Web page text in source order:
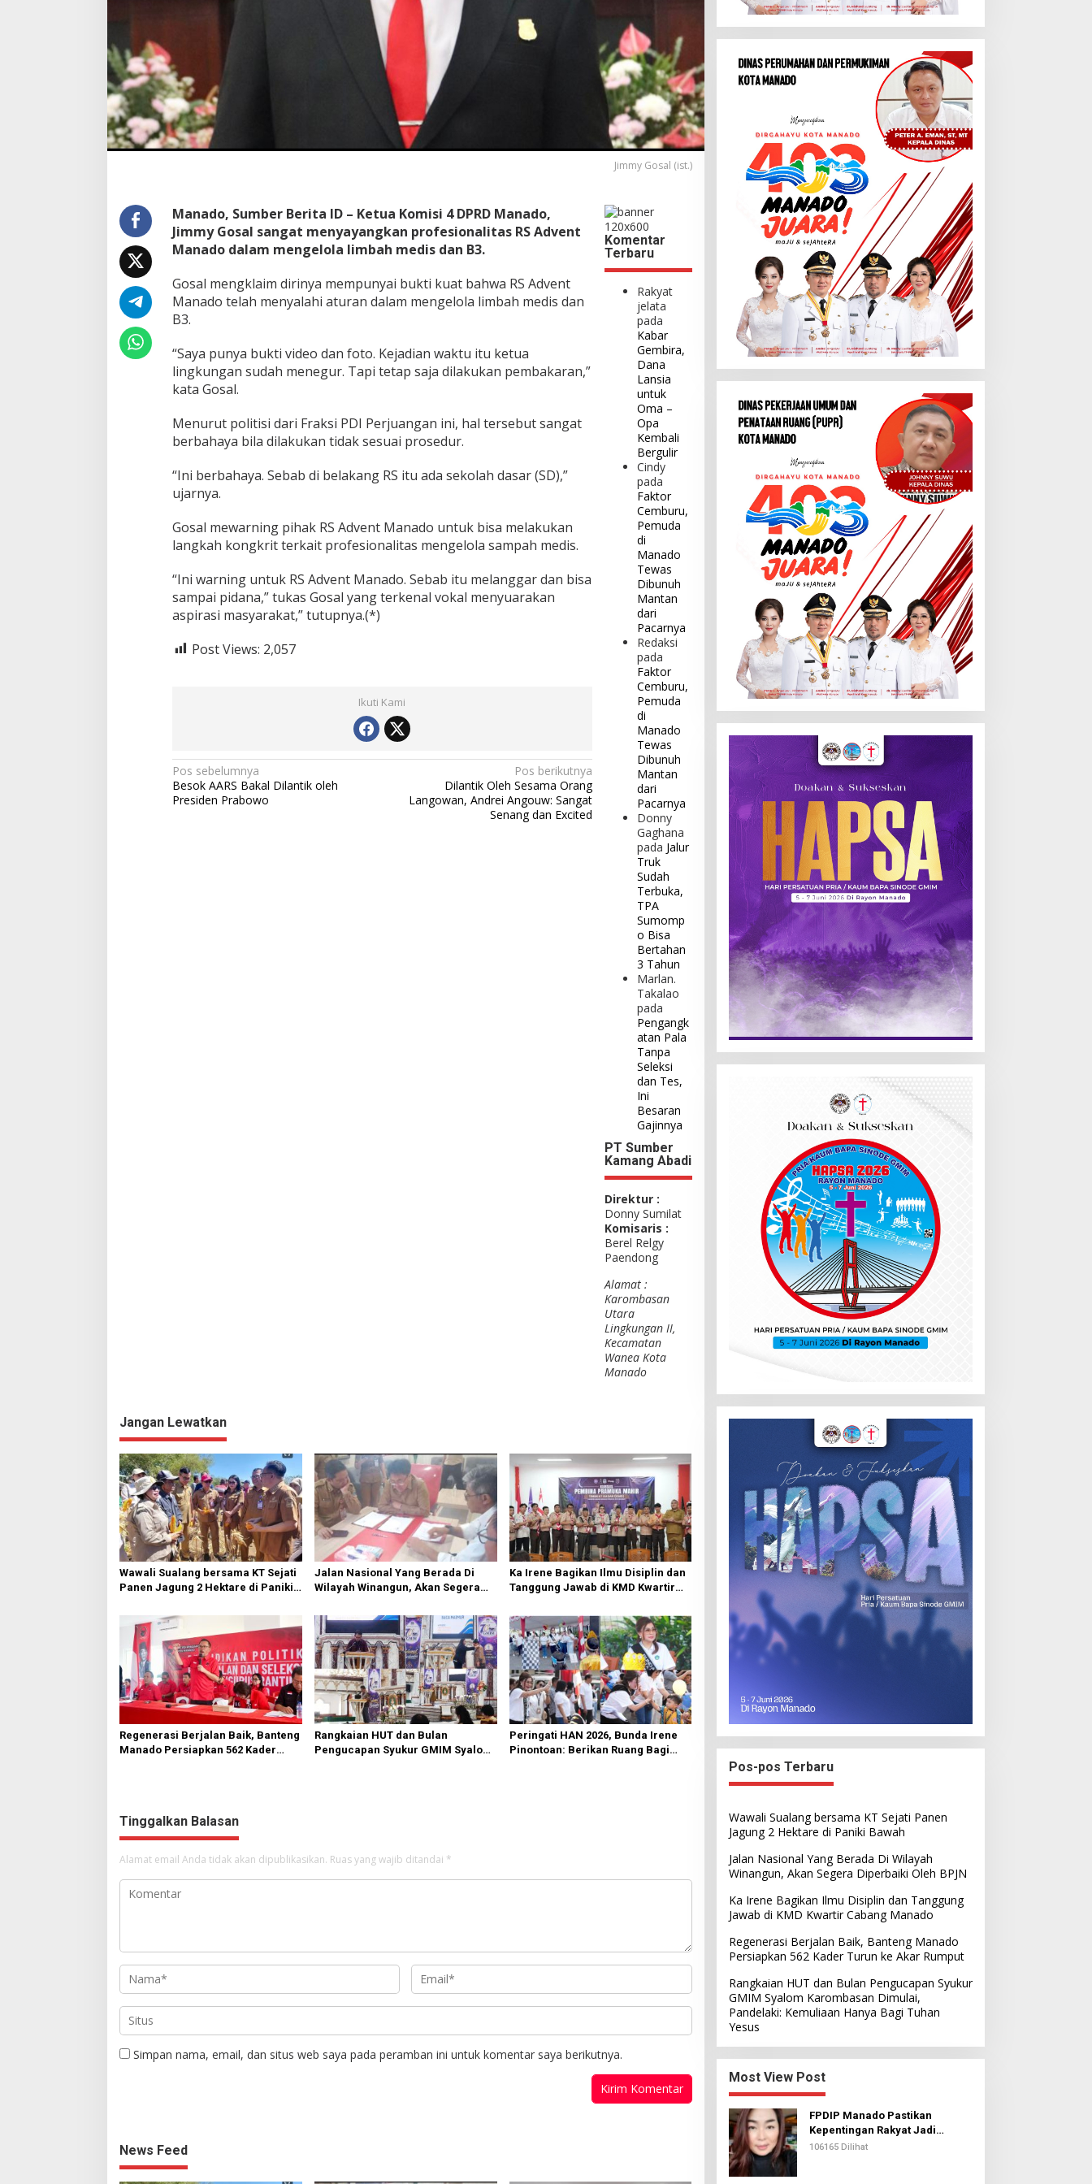
a
s
u
a
r
o
d
u
r
,
o
s
a
:
y
P
g
a
n
B
u
Jimmy Gosal (ist.)
Manado, Sumber Berita ID – Ketua Komisi 4 DPRD Manado,
Jimmy Gosal sangat menyayangkan profesionalitas RS Advent
Manado dalam mengelola limbah medis dan B3.
Gosal mengklaim dirinya mempunyai bukti kuat bahwa RS Advent
Manado telah menyalahi aturan dalam mengelola limbah medis dan
B3.
“Saya punya bukti video dan foto. Kejadian waktu itu ketua
lingkungan sudah menegur. Tapi tetap saja dilakukan pembakaran,”
kata Gosal.
Menurut politisi dari Fraksi PDI Perjuangan ini, hal tersebut sangat
berbahaya bila dilakukan tidak sesuai prosedur.
“Ini berbahaya. Sebab di belakang RS itu ada sekolah dasar (SD),”
ujarnya.
Gosal mewarning pihak RS Advent Manado untuk bisa melakukan
langkah kongkrit terkait profesionalitas mengelola sampah medis.
“Ini warning untuk RS Advent Manado. Sebab itu melanggar dan bisa
sampai pidana,” tukas Gosal yang terkenal vokal menyuarakan
aspirasi masyarakat,” tutupnya.(*)
Post Views: 2,057
Ikuti Kami
N
a
Pos sebelumnya
Besok AARS Bakal Dilantik oleh
Presiden Prabowo
Pos berikutnya
Dilantik Oleh Sesama Orang
Langowan, Andrei Angouw: Sangat
Senang dan Excited
Komentar
Terbaru
Rakyat
jelata
pada
Kabar
Gembira,
Dana
Lansia
untuk
Oma –
Opa
Kembali
Bergulir
Cindy
pada
Faktor
Cemburu,
Pemuda
di
Manado
Tewas
Dibunuh
Mantan
dari
Pacarnya
Redaksi
pada
Faktor
Cemburu,
Pemuda
di
Manado
Tewas
Dibunuh
Mantan
dari
Pacarnya
Donny
Gaghana
pada Jalur
Truk
Sudah
Terbuka,
TPA
Sumomp
o Bisa
Bertahan
3 Tahun
Marlan.
Takalao
pada
Pengangk
atan Pala
Tanpa
Seleksi
dan Tes,
Ini
Besaran
Gajinnya
PT Sumber
Kamang Abadi
Direktur :
Donny Sumilat
Komisaris :
Berel Relgy
Paendong
Alamat :
Karombasan
Utara
Lingkungan II,
Kecamatan
Wanea Kota
Manado
Jangan Lewatkan
Wawali Sualang bersama KT Sejati
Panen Jagung 2 Hektare di Paniki
Jalan Nasional Yang Berada Di
Wilayah Winangun, Akan Segera
Ka Irene Bagikan Ilmu Disiplin dan
Tanggung Jawab di KMD Kwartir
Regenerasi Berjalan Baik, Banteng
Manado Persiapkan 562 Kader
Rangkaian HUT dan Bulan
Pengucapan Syukur GMIM Syalom
Peringati HAN 2026, Bunda Irene
Pinontoan: Berikan Ruang Bagi
Tinggalkan Balasan
Alamat email Anda tidak akan dipublikasikan. Ruas yang wajib ditandai *
Simpan nama, email, dan situs web saya pada peramban ini untuk komentar saya berikutnya.
News Feed
Pos-pos Terbaru
Wawali Sualang bersama KT Sejati Panen
Jagung 2 Hektare di Paniki Bawah
Jalan Nasional Yang Berada Di Wilayah
Winangun, Akan Segera Diperbaiki Oleh BPJN
Ka Irene Bagikan Ilmu Disiplin dan Tanggung
Jawab di KMD Kwartir Cabang Manado
Regenerasi Berjalan Baik, Banteng Manado
Persiapkan 562 Kader Turun ke Akar Rumput
Rangkaian HUT dan Bulan Pengucapan Syukur
GMIM Syalom Karombasan Dimulai,
Pandelaki: Kemuliaan Hanya Bagi Tuhan
Yesus
Most View Post
FPDIP Manado Pastikan
Kepentingan Rakyat Jadi
Prioritas Dalam Perjuangan
106165 Dilihat